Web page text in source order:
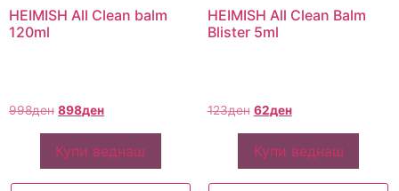
HEIMISH All Clean balm
120ml
998ден 898ден
Купи веднаш
HEIMISH All Clean Balm
Blister 5ml
123ден 62ден
Купи веднаш